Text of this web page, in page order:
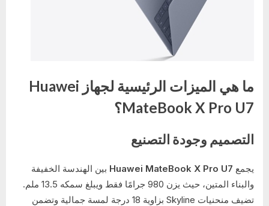
ما هي الميزات الرئيسية لجهاز Huawei
MateBook X Pro U7؟
التصميم وجودة التصنيع
يجمع Huawei MateBook X Pro U7 بين الهندسة الخفيفة
والبناء المتين، حيث يزن 980 جرامًا فقط ويبلغ سمكه 13.5 ملم.
تضيف منحنيات Skyline بزاوية 18 درجة لمسة جمالية وتضمن